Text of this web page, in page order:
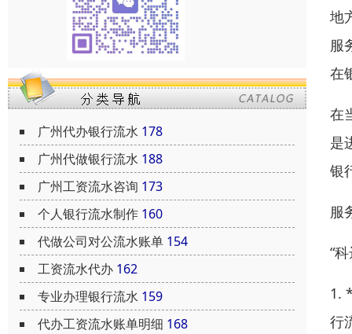
广州代办银行流水 178
广州代做银行流水 188
广州工资流水咨询 173
个人银行流水制作 160
代做公司对公流水账单 154
工资流水代办 162
专业办理银行流水 159
代办工资流水账单明细 168
地
服
在
在
是
银
服
“
1.
行